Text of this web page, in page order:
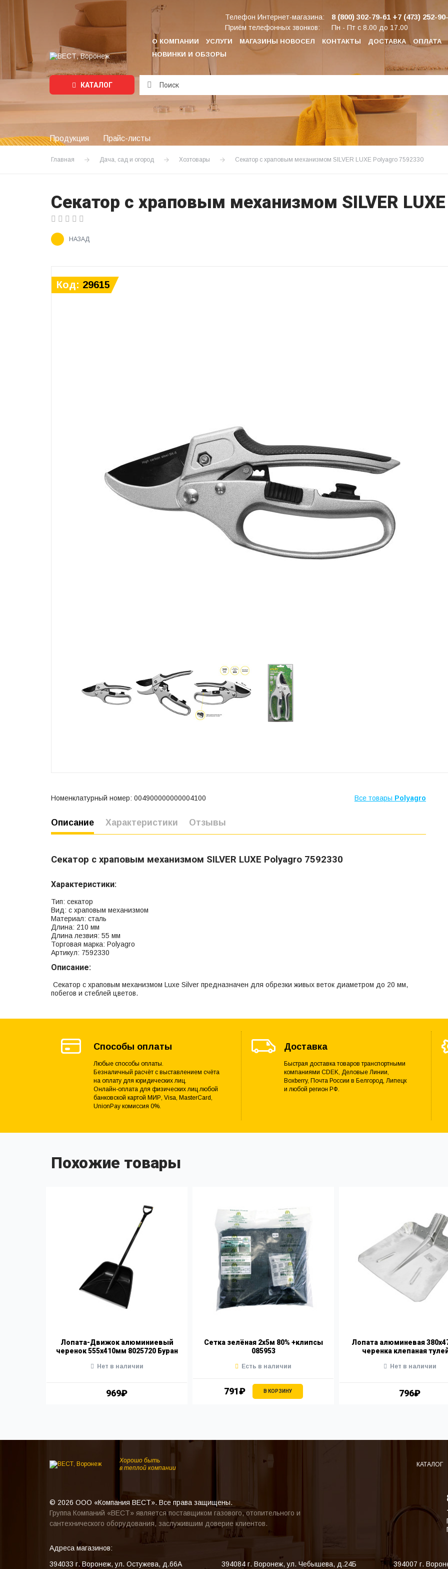
О КОМПАНИИ УСЛУГИ МАГАЗИНЫ НОВОСЕЛ КОНТАКТЫ ДОСТАВКА ОПЛАТА
НОВИНКИ И ОБЗОРЫ
Телефон Интернет-магазина: 8 (800) 302-79-61 +7 (473) 252-
Приём телефонных звонков: Пн - Пт с 8.00 до 17.00
КАТАЛОГ
Подождите...
Продукция Прайс-листы
Главная Дача, сад и огород Хозтовары Секатор с храповым механизмом SILVER LUXE Polyagro 7592330
Секатор с храповым механизмом SILVER
НАЗАД
Код: 29615
Номенклатурный номер: 004900000000004100 Все товары Polyagro
Описание Характеристики Отзывы
Секатор с храповым механизмом SILVER LUXE Polyagro 7592330
Характеристики:
Тип: секатор
Вид: с храповым механизмом
Материал: сталь
Длина: 210 мм
Длина лезвия: 55 мм
Торговая марка: Polyagro
Артикул: 7592330
Описание:
Секатор с храповым механизмом Luxe Silver предназначен для обрезки живых веток диаметром до 20 мм,
побегов и стеблей цветов.
Способы оплаты
Любые способы оплаты.
Безналичный расчёт с выставлением счёта
на оплату для юридических лиц.
Онлайн-оплата для физических лиц любой
банковской картой МИР, Visa, MasterCard,
UnionPay комиссия 0%.
Доставка
Быстрая доставка товаров транспортными
компаниями CDEK, Деловые Линии,
Boxberry, Почта России в Белгород, Липецк
и любой регион РФ.
Похожие товары
Лопата-Движок алюминиевый
черенок 555х410мм 8025720 Буран
969₽
Нет в наличии
Сетка зелёная 2х5м 80% +клипсы
085953
791₽ В КОРЗИНУ
Есть в наличии
Лопата алюминевая
черенка клепаная
796₽
Нет в наличии
Хорошо быть
в теплой компании
КАТАЛОГ
© 2026 ООО «Компания ВЕСТ». Все права защищены.
Группа Компаний «ВЕСТ» является поставщиком газового, отопительного и
сантехнического оборудования, заслужившим доверие клиентов.
Адреса магазинов:
394033 г. Воронеж,ул. Остужева, д.66А 394084 г. Воронеж,ул. Чебышева, д.24Б 394007 г.